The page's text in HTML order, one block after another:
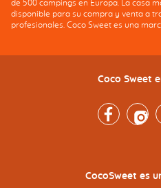
de 500 campings en Europa. La casa
disponible para su compra y venta a
profesionales. Coco Sweet es una
Coco Sweet
Facebook
CocoSweet es